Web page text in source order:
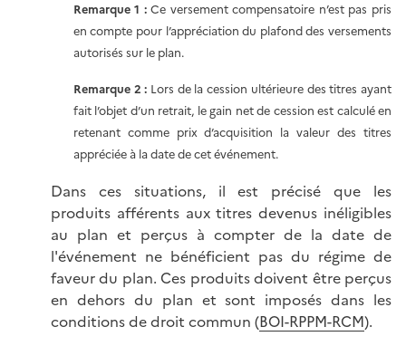
Remarque 1 :Ce versement compensatoire n’est pas pris
en compte pour l’appréciation du plafond des versements
autorisés sur le plan.
Remarque 2 : Lors de la cession ultérieure des titres ayant
fait l’objet d’un retrait, le gain net de cession est calculé en
retenant comme prix d’acquisition la valeur des titres
appréciée à la date de cet événement.
Dans ces situations, il est précisé que les
produits afférents aux titres devenus inéligibles
au plan et perçus à compter de la date de
l'événement ne bénéficient pas du régime de
faveur du plan. Ces produits doivent être perçus
en dehors du plan et sont imposés dans les
conditions de droit commun (BOI-RPPM-RCM).